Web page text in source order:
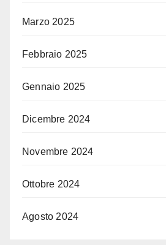
Marzo 2025
Febbraio 2025
Gennaio 2025
Dicembre 2024
Novembre 2024
Ottobre 2024
Agosto 2024